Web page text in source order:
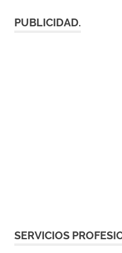
PUBLICIDAD.
SERVICIOS